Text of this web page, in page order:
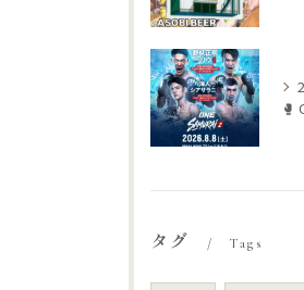
タグ Tags